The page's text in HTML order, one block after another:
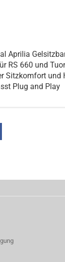
Aprilia
RS 660 und
Sitzkomfort und
Plug and Play